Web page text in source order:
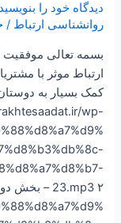
دیدگاه‌ خود را بنویسید
روانشناسی ارتباط /
بسمه تعالی موفقیت
ارتباط موثر با
wp-
استاد
حورایی
ارتباط
موثر
موفق
مشتری”